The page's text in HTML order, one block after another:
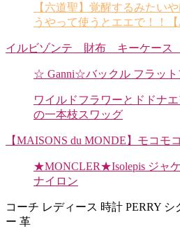
【六道聖】覚醒するみたい
うやって使うとエエで！！【
イルビゾンテ 財布 キーケース
☆ Ganni☆バックル フラット
ワイルドフラワーとドドナ
の一本枝スワッグ
【MAISONS du MONDE】モコモ
★MONCLER★Isolepis ジャ
ナイロン
コーチ レディース 時計 PERRY
ー 革